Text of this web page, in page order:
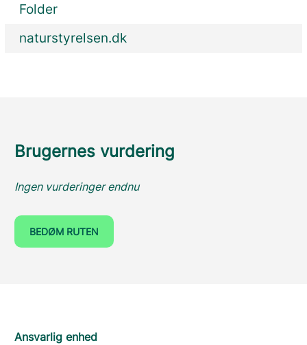
Folder
naturstyrelsen.dk
Brugernes vurdering
Ingen vurderinger endnu
BEDØM RUTEN
Ansvarlig enhed